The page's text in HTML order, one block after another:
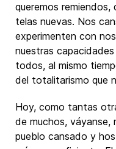
queremos remiendos,
telas nuevas. Nos
experimenten con
nuestras
todos, al mismo
del totalitarismo que
Hoy, como tantas
de muchos, váyanse,
pueblo cansado y